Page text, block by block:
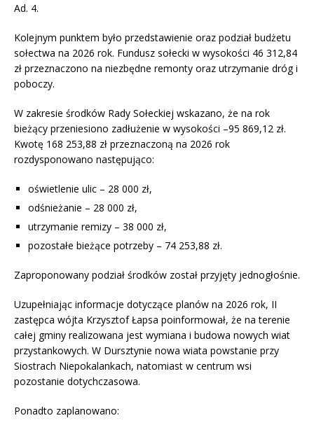
Ad. 4.
Kolejnym punktem było przedstawienie oraz podział budżetu
sołectwa na 2026 rok. Fundusz sołecki w wysokości 46 312,84
zł przeznaczono na niezbędne remonty oraz utrzymanie dróg i
poboczy.
W zakresie środków Rady Sołeckiej wskazano, że na rok
bieżący przeniesiono zadłużenie w wysokości –95 869,12 zł.
Kwotę 168 253,88 zł przeznaczoną na 2026 rok
rozdysponowano następująco:
oświetlenie ulic – 28 000 zł,
odśnieżanie – 28 000 zł,
utrzymanie remizy – 38 000 zł,
pozostałe bieżące potrzeby – 74 253,88 zł.
Zaproponowany podział środków został przyjęty jednogłośnie.
Uzupełniając informacje dotyczące planów na 2026 rok, II
zastępca wójta Krzysztof Łapsa poinformował, że na terenie
całej gminy realizowana jest wymiana i budowa nowych wiat
przystankowych. W Dursztynie nowa wiata powstanie przy
Siostrach Niepokalankach, natomiast w centrum wsi
pozostanie dotychczasowa.
Ponadto zaplanowano: